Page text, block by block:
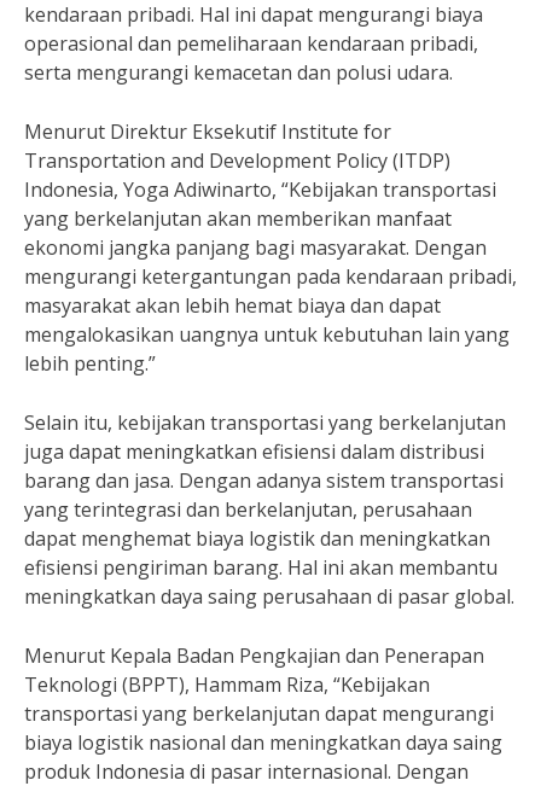
kendaraan pribadi. Hal ini dapat mengurangi biaya
operasional dan pemeliharaan kendaraan pribadi,
serta mengurangi kemacetan dan polusi udara.
Menurut Direktur Eksekutif Institute for
Transportation and Development Policy (ITDP)
Indonesia, Yoga Adiwinarto, “Kebijakan transportasi
yang berkelanjutan akan memberikan manfaat
ekonomi jangka panjang bagi masyarakat. Dengan
mengurangi ketergantungan pada kendaraan pribadi,
masyarakat akan lebih hemat biaya dan dapat
mengalokasikan uangnya untuk kebutuhan lain yang
lebih penting.”
Selain itu, kebijakan transportasi yang berkelanjutan
juga dapat meningkatkan efisiensi dalam distribusi
barang dan jasa. Dengan adanya sistem transportasi
yang terintegrasi dan berkelanjutan, perusahaan
dapat menghemat biaya logistik dan meningkatkan
efisiensi pengiriman barang. Hal ini akan membantu
meningkatkan daya saing perusahaan di pasar global.
Menurut Kepala Badan Pengkajian dan Penerapan
Teknologi (BPPT), Hammam Riza, “Kebijakan
transportasi yang berkelanjutan dapat mengurangi
biaya logistik nasional dan meningkatkan daya saing
produk Indonesia di pasar internasional. Dengan